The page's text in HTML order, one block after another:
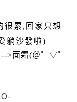
很累 , 回家只想
躺沙發啦)
>面霜(＠゜▽゜